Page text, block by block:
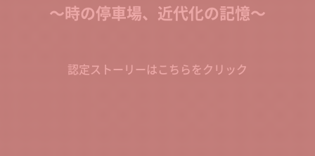
～時の停車場、近代化の記憶～
認定ストーリーはこちらをクリック